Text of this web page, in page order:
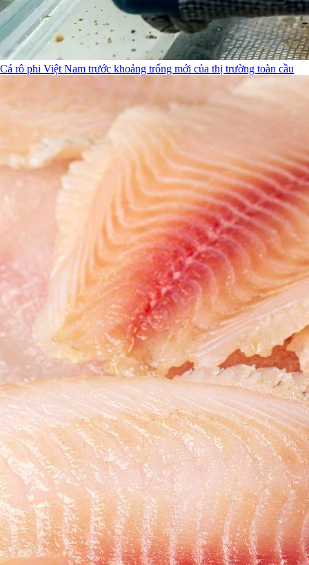
Cá rô phi Việt Nam trước khoảng trống mới của thị trường toàn cầu